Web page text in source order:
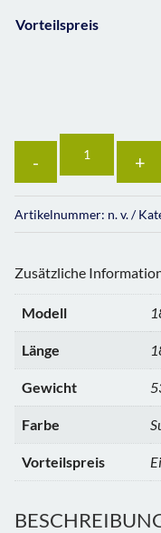
Vorteilspreis
Anzahl
Artikelnummer: n. v.
Zusätzliche
Modell
Länge
Gewicht
Farbe
Vorteilspreis